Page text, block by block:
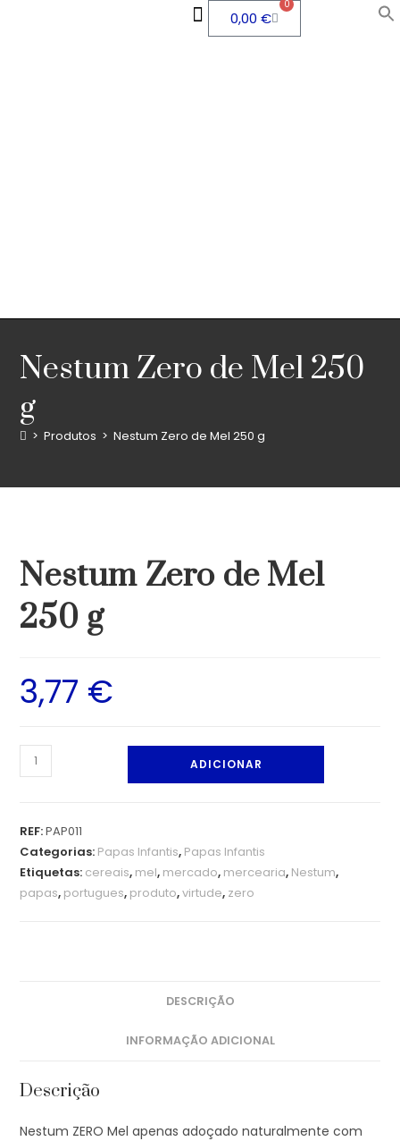
0,00€
0
Nestum Zero de Mel 250
g
> Produtos > Nestum Zero de Mel 250 g
Nestum Zero de Mel
250 g
3,77 €
ADICIONAR
REF:PAP011
Categorias: Papas Infantis, Papas Infantis
Etiquetas: cereais, mel, mercado, mercearia, Nestum,
papas, portugues, produto,virtude, zero
DESCRIÇÃO
INFORMAÇÃO ADICIONAL
Descrição
Nestum ZERO Mel apenas adoçado naturalmente com